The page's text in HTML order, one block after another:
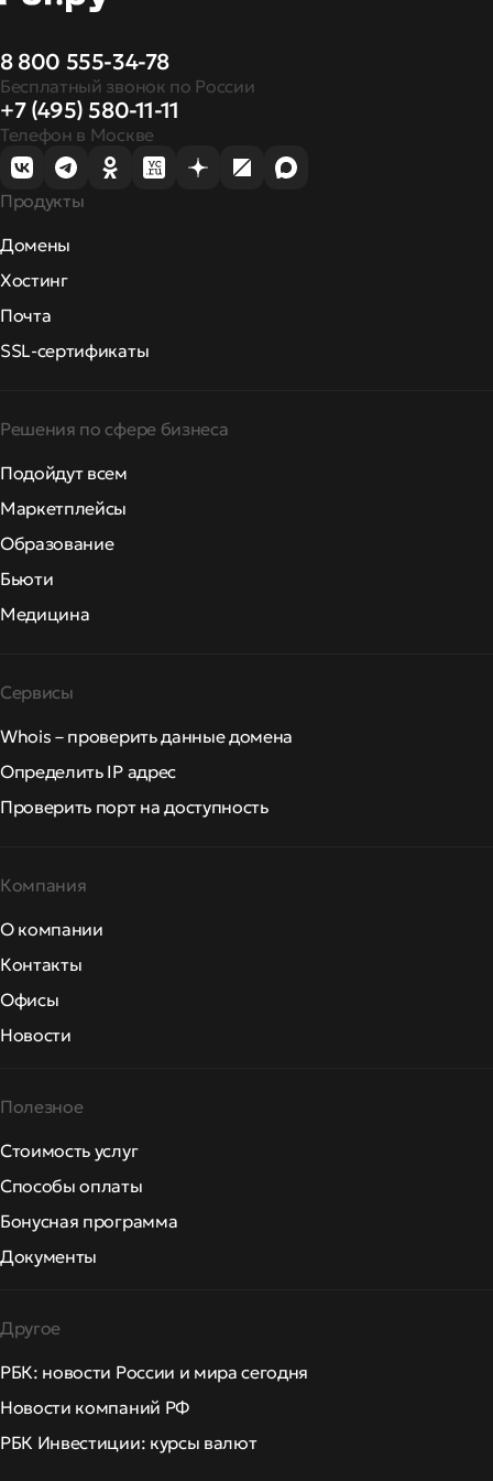
8 800 555-34-78
Бесплатный звонок по России
+7 (495) 580-11-11
Телефон в Москве
Продукты
Домены
Хостинг
Почта
SSL-сертификаты
Решения по сфере бизнеса
Подойдут всем
Маркетплейсы
Образование
Бьюти
Медицина
Сервисы
Whois – проверить данные домена
Определить IP адрес
Проверить порт на доступность
Компания
О компании
Контакты
Офисы
Новости
Полезное
Стоимость услуг
Способы оплаты
Бонусная программа
Документы
Другое
РБК: новости России и мира сегодня
Новости компаний РФ
РБК Инвестиции: курсы валют